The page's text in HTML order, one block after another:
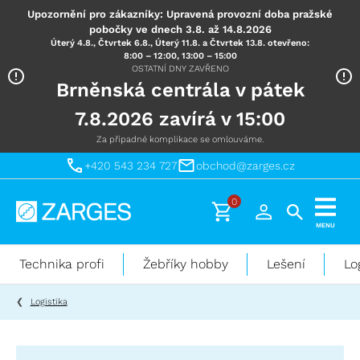
Upozornění pro zákazníky: Upravená provozní doba pražské
pobočky ve dnech 3.8. až 14.8.2026
Úterý 4.8., Čtvrtek 6.8., Úterý 11.8. a Čtvrtek 13.8. otevřeno:
8:00 – 12:00, 13:00 – 15:00
OSTATNÍ DNY ZAVŘENO
Brněnská centrála v pátek
7.8.2026 zavírá v 15:00
Za případné komplikace se omlouváme.
+420 543 234 727 obchod@zarges.cz
Technika
práci
výškách
0
MENU
Technika profi Žebříky hobby Lešení
Logistika